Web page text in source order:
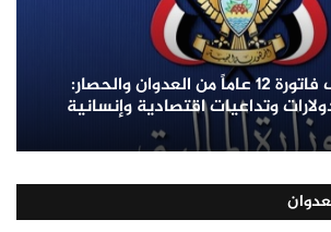
وزارة المالية تكشف فاتورة 12 عاماً من العدوان والحصار:
وتداعيات اقتصادية وإنسانية